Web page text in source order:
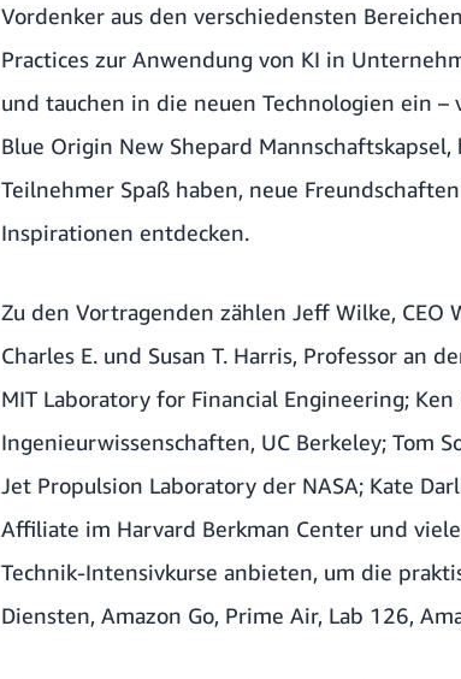
Vordenker aus den verschiedensten
Practices zur Anwendung von KI in
und tauchen in die neuen Technologien ein
Blue Origin New Shepard
Teilnehmer Spaß haben, neue
Inspirationen entdecken.
Zu den Vortragenden zählen Jeff Wilke, CEO
Charles E. und Susan T. Harris, Professor an
MIT Laboratory for Financial Engineering;
Ingenieurwissenschaften, UC Berkeley; Tom
Jet Propulsion Laboratory der NASA; Kate
Affiliate im Harvard Berkman Center und
Technik-Intensivkurse anbieten, um die
Diensten, Amazon Go, Prime Air, Lab 126,